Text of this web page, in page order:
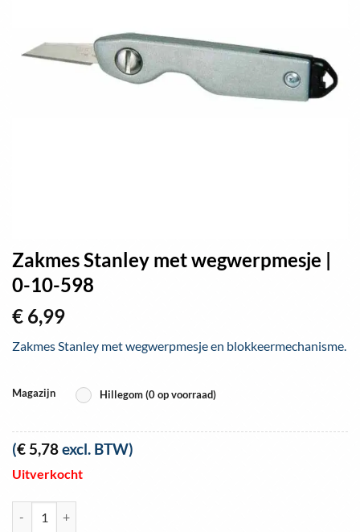
Zakmes Stanley met wegwerpmesje |
0-10-598
€ 6,99
Zakmes Stanley met wegwerpmesje en blokkeermechanisme.
Magazijn Hillegom (0 op voorraad)
(€ 5,78excl. BTW)
Uitverkocht